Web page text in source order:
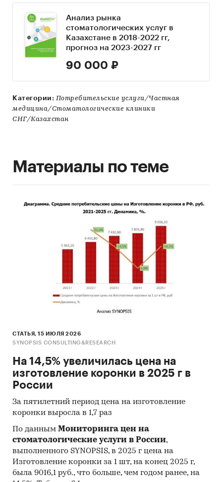
Анализ рынка
стоматологических услуг в
Казахстане в 2018-2022 гг,
прогноз на 2023-2027 гг
90 000 ₽
Категории: Потребительские услуги/Частная
медицина/Стоматологические клиники
СНГ/Казахстан
Материалы по теме
СТАТЬЯ, 15 ИЮЛЯ 2026
SYNOPSIS CONSULTING&RESEARCH
На 14,5% увеличилась цена на
изготовление коронки в 2025 г в
России
За пятилетний период цена на изготовление
коронки выросла в 1,7 раз
По данным Мониторинга цен на
стоматологические услуги в России,
выполненного SYNOPSIS, в 2025 г цена на
Изготовление коронки за 1 шт, на конец 2025 г,
была 9016,1 руб., что больше, чем годом ранее, на